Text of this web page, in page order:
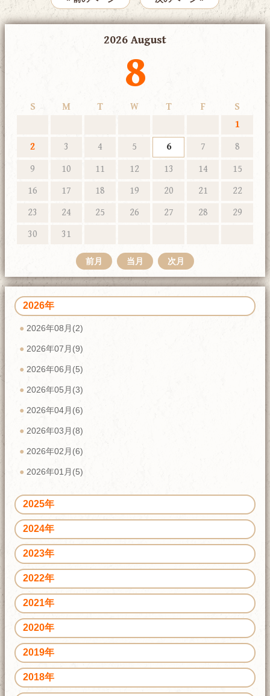
2026 August
8
S M T W T F
S
1
2
3 4 5 6 7
8
9
10 11 12 13 14
15
16
17 18 19 20 21
22
23
24 25 26 27 28
29
30
31
前月 当月 次月
2026年
2026年08月(2)
2026年07月(9)
2026年06月(5)
2026年05月(3)
2026年04月(6)
2026年03月(8)
2026年02月(6)
2026年01月(5)
2025年
2024年
2023年
2022年
2021年
2020年
2019年
2018年